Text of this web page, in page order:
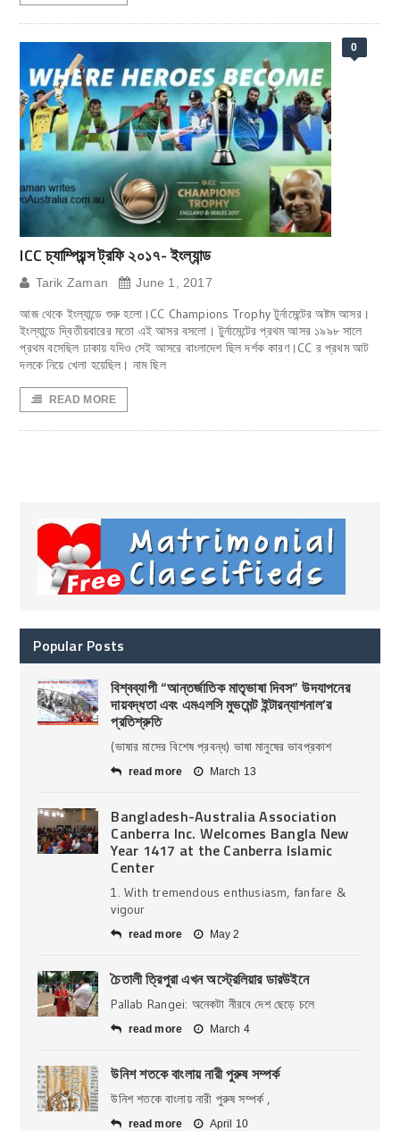
0
ICC চ্যাম্পিয়ন্স ট্রফি ২০১৭- ইংল্যান্ড
Tarik Zaman June 1, 2017
আজ থেকে ইংল্যান্ডে শুরু হলো।CC Champions Trophy টুর্নামেন্টের অষ্টম আসর।
ইংল্যান্ডে দ্বিতীয়বারের মতো এই আসর বসলো। টুর্নামেন্টের প্রথম আসর ১৯৯৮ সালে
প্রথম বসেছিল ঢাকায় যদিও সেই আসরে বাংলাদেশ ছিল দর্শক কারণ।CC র প্রথম আট
দলকে নিয়ে খেলা হয়েছিল। নাম ছিল
READ MORE
Popular Posts
বিশ্বব্যাপী “আন্তর্জাতিক মাতৃভাষা দিবস” উদযাপনের
দায়বদ্ধতা এবং এমএলসি মুভমেন্ট ইন্টারন্যাশনাল’র
প্রতিশ্রুতি
(ভাষার মাসের বিশেষ প্রবন্ধ) ভাষা মানুষের ভাবপ্রকাশ
read more March 13
Bangladesh-Australia Association
Canberra Inc. Welcomes Bangla New
Year 1417 at the Canberra Islamic
Center
1. With tremendous enthusiasm, fanfare &
vigour
read more May 2
চৈতালী ত্রিপুরা এখন অস্ট্রেলিয়ার ডারউইনে
Pallab Rangei: অনেকটা নীরবে দেশ ছেড়ে চলে
read more March 4
উনিশ শতকে বাংলায় নারী পুরুষ সম্পর্ক
উনিশ শতকে বাংলায় নারী পুরুষ সম্পর্ক ,
read more April 10